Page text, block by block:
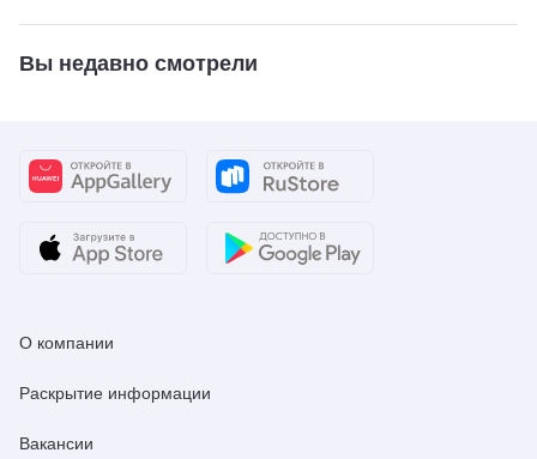
Вы недавно смотрели
О компании
Раскрытие информации
Вакансии